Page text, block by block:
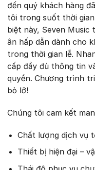
đến quý khách hàng
tôi trong suốt thời
biệt này, Seven
ân hấp dẫn dành cho
trong thời gian lễ.
cấp đầy đủ thông tin
quyền. Chương trình
bỏ lỡ!
Chúng tôi cam kết
Chất lượng dịch vụ
Thiết bị hiện đại –